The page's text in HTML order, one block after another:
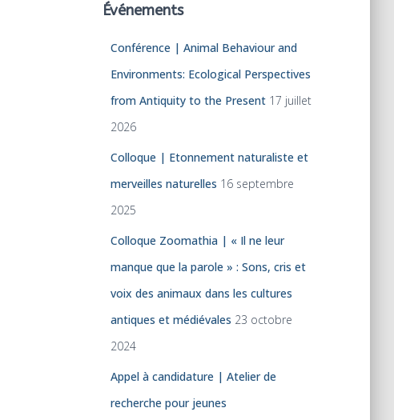
Événements
Conférence | Animal Behaviour and
Environments: Ecological Perspectives
from Antiquity to the Present 17 juillet
2026
Colloque | Etonnement naturaliste et
merveilles naturelles 16 septembre
2025
Colloque Zoomathia | « Il ne leur
manque que la parole » : Sons, cris et
voix des animaux dans les cultures
antiques et médiévales 23 octobre
2024
Appel à candidature | Atelier de
recherche pour jeunes